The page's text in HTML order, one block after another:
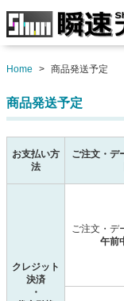
Home 商品発送予定
商品発送予定
お支払い方
法
ご注文・デ
クレジット
決済
・
ご注文・デ
午前